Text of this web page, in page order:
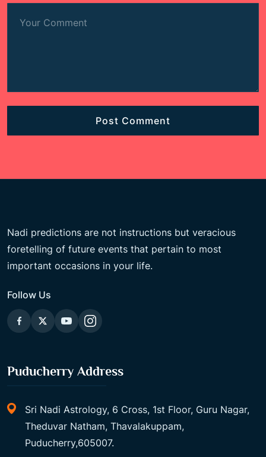
Nadi predictions are not instructions but veracious
foretelling of future events that pertain to most
important occasions in your life.
Follow Us
Puducherry Address
Sri Nadi Astrology, 6 Cross, 1st Floor, Guru Nagar,
Theduvar Natham, Thavalakuppam,
Puducherry,605007.